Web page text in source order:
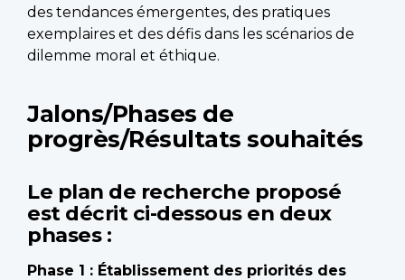
des tendances émergentes, des pratiques
exemplaires et des défis dans les scénarios de
dilemme moral et éthique.
Jalons/Phases de
progrès/Résultats souhaités
Le plan de recherche proposé
est décrit ci-dessous en deux
phases :
Phase 1 : Établissement des priorités des